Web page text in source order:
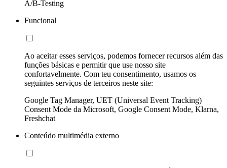
A/B-Testing
Funcional
Ao aceitar esses serviços, podemos fornecer recursos além das
funções básicas e permitir que use nosso site
confortavelmente. Com teu consentimento, usamos os
seguintes serviços de terceiros neste site:
Google Tag Manager, UET (Universal Event Tracking)
Consent Mode da Microsoft, Google Consent Mode, Klarna,
Freshchat
Conteúdo multimédia externo